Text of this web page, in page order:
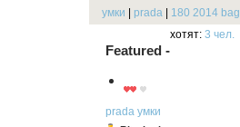
умки
prada 180 2014 bag
Featured -
хотят: 3 чел.
prada умки